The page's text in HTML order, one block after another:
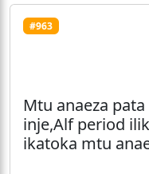
#963
Mtu anaeza
inje,Alf period
ikatoka mtu